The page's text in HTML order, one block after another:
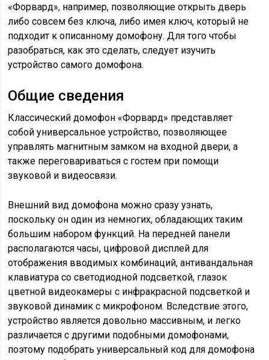
«Форвард», например, позволяющие открыть дверь
либо совсем без ключа, либо имея ключ, который не
подходит к описанному домофону. Для того чтобы
разобраться, как это сделать, следует изучить
устройство самого домофона.
Общие сведения
Классический домофон «Форвард» представляет
собой универсальное устройство, позволяющее
управлять магнитным замком на входной двери, а
также переговариваться с гостем при помощи
звуковой и видеосвязи.
Внешний вид домофона можно сразу узнать,
поскольку он один из немногих, обладающих таким
большим набором функций. На передней панели
располагаются часы, цифровой дисплей для
отображения вводимых комбинаций, антивандальная
клавиатура со светодиодной подсветкой, глазок
цветной видеокамеры с инфракрасной подсветкой и
звуковой динамик с микрофоном. Вследствие этого,
устройство является довольно массивным, и легко
различается с другими подобными домофонами,
поэтому подобрать универсальный код для домофона